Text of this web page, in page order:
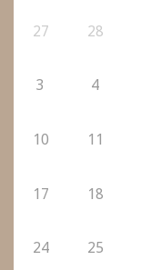
27 28
3 4
10 11
17 18
24 25